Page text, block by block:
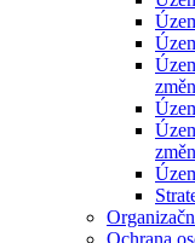
Ochrana